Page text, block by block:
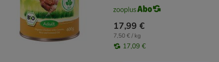
17,99 €
7,50 € / kg
17,09 €